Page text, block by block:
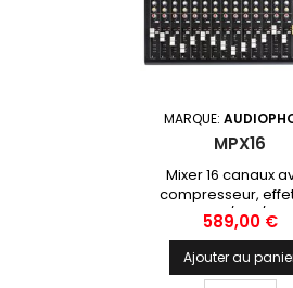
MARQUE:
MPX16
Mixer 16 canaux
compresseur,
lecteur USB / SD /
Prix
589,00 €
Ajouter au